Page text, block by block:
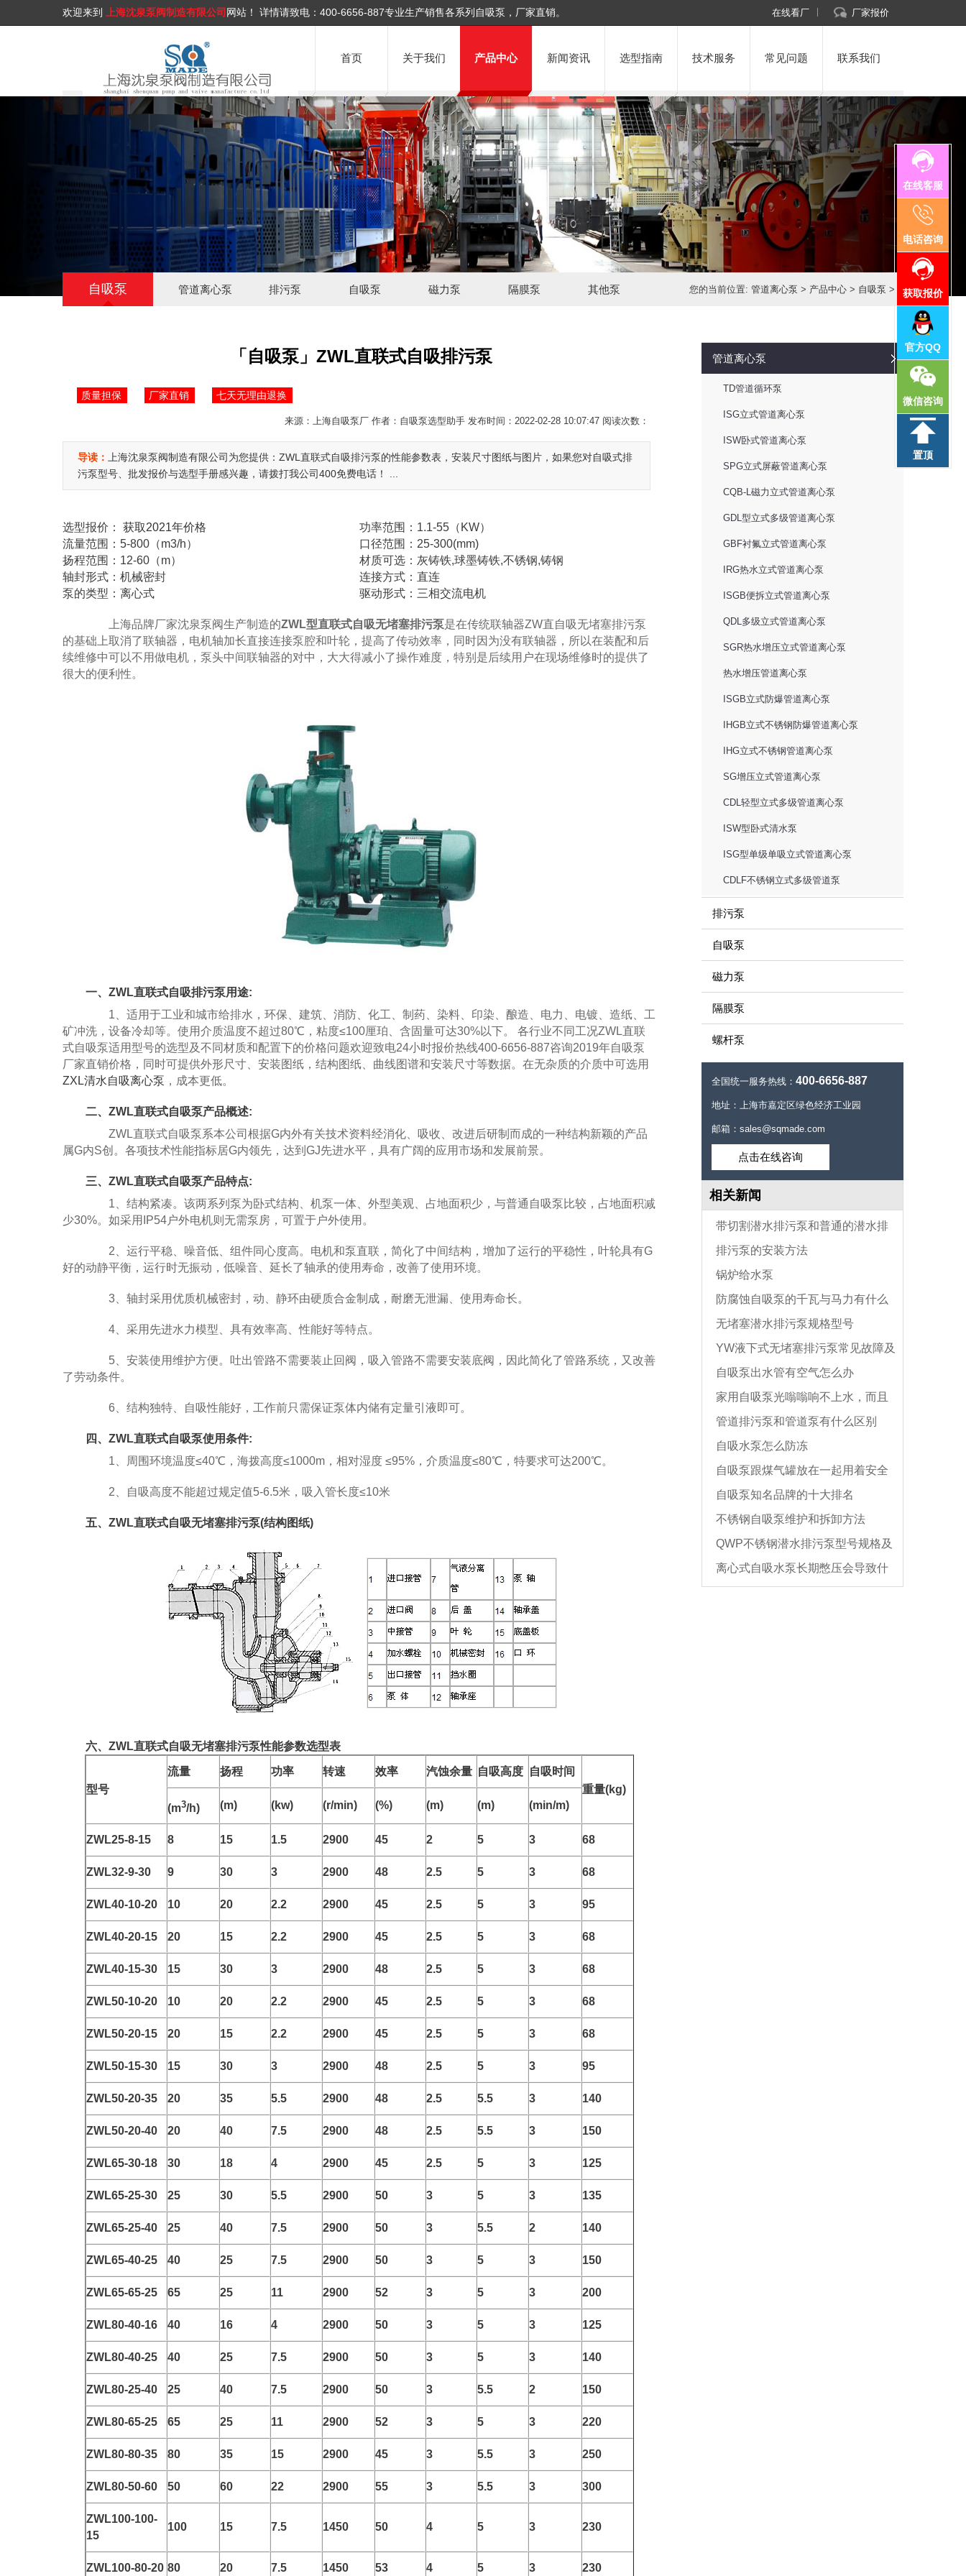
欢迎来到 上海沈泉泵阀制造有限公司 网站！ 详情请致电： 400-6656-887专业生产销售各系列自吸泵，厂家直销。 在线看厂 厂家报价
首页 关于我们 产品中心 新闻资讯 选型指南 技术服务 常见问题 联系我们
在线客服
电话咨询
获取报价
官方QQ
微信咨询
置顶
自吸泵 管道离心泵 排污泵 自吸泵 磁力泵 隔膜泵 其他泵 您的当前位置:管道离心泵 > 产品中心 > 自吸泵 >
「自吸泵」ZWL直联式自吸排污泵
质量担保 厂家直销 七天无理由退换
来源：上海自吸泵厂 作者：自吸泵选型助手 发布时间：2022-02-28 10:07:47 阅读次数：
导读： 上海沈泉泵阀制造有限公司为您提供：ZWL直联式自吸排污泵的性能参数表，安装尺寸图纸与图片，如果您对自吸式排
污泵型号、批发报价与选型手册感兴趣，请拨打我公司400免费电话！ ...
选型报价：
获取2021年价格
流量范围：5-800（m3/h）
扬程范围：12-60（m）
轴封形式：机械密封
泵的类型：离心式
功率范围：1.1-55（KW）
口径范围：25-300(mm)
材质可选：灰铸铁,球墨铸铁,不锈钢,铸钢
连接方式：直连
驱动形式：三相交流电机
上海品牌厂家沈泉泵阀生产制造的ZWL型直联式自吸无堵塞排污泵是在传统联轴器ZW直自吸无堵塞排污泵
的基础上取消了联轴器，电机轴加长直接连接泵腔和叶轮，提高了传动效率，同时因为没有联轴器，所以在装配和后
续维修中可以不用做电机，泵头中间联轴器的对中，大大得减小了操作难度，特别是后续用户在现场维修时的提供了
很大的便利性。
一、ZWL直联式自吸排污泵用途:
1、适用于工业和城市给排水，环保、建筑、消防、化工、制药、染料、印染、酿造、电力、电镀、造纸、工
矿冲洗，设备冷却等。使用介质温度不超过80℃，粘度≤100厘珀、含固量可达30%以下。 各行业不同工况ZWL直联
式自吸泵适用型号的选型及不同材质和配置下的价格问题欢迎致电24小时报价热线400-6656-887咨询2019年自吸泵
厂家直销价格，同时可提供外形尺寸、安装图纸，结构图纸、曲线图谱和安装尺寸等数据。在无杂质的介质中可选用
ZXL清水自吸离心泵 ，成本更低。
二、ZWL直联式自吸泵产品概述:
ZWL直联式自吸泵系本公司根据G内外有关技术资料经消化、吸收、改进后研制而成的一种结构新颖的产品
属G内S创。各项技术性能指标居G内领先，达到GJ先进水平，具有广阔的应用市场和发展前景。
三、ZWL直联式自吸泵产品特点:
1、结构紧凑。该两系列泵为卧式结构、机泵一体、外型美观、占地面积少，与普通自吸泵比较，占地面积减
少30%。如采用IP54户外电机则无需泵房，可置于户外使用。
2、运行平稳、噪音低、组件同心度高。电机和泵直联，简化了中间结构，增加了运行的平稳性，叶轮具有G
好的动静平衡，运行时无振动，低噪音、延长了轴承的使用寿命，改善了使用环境。
3、轴封采用优质机械密封，动、静环由硬质合金制成，耐磨无泄漏、使用寿命长。
4、采用先进水力模型、具有效率高、性能好等特点。
5、安装使用维护方便。吐出管路不需要装止回阀，吸入管路不需要安装底阀，因此简化了管路系统，又改善
了劳动条件。
6、结构独特、自吸性能好，工作前只需保证泵体内储有定量引液即可。
四、ZWL直联式自吸泵使用条件:
1、周围环境温度≤40℃，海拨高度≤1000m，相对湿度 ≤95%，介质温度≤80℃，特要求可达200℃。
2、自吸高度不能超过规定值5-6.5米，吸入管长度≤10米
五、ZWL直联式自吸无堵塞排污泵(结构图纸)
六、ZWL直联式自吸无堵塞排污泵性能参数选型表
型号
流量 扬程 功率 转速 效率 汽蚀余量 自吸高度 自吸时间
重量(kg)
(m3/h) (m) (kw) (r/min) (%) (m) (m) (min/m)
ZWL25-8-15 8 15 1.5 2900 45 2 5 3 68
ZWL32-9-30 9 30 3 2900 48 2.5 5 3 68
ZWL40-10-20 10 20 2.2 2900 45 2.5 5 3 95
ZWL40-20-15 20 15 2.2 2900 45 2.5 5 3 68
ZWL40-15-30 15 30 3 2900 48 2.5 5 3 68
ZWL50-10-20 10 20 2.2 2900 45 2.5 5 3 68
ZWL50-20-15 20 15 2.2 2900 45 2.5 5 3 68
ZWL50-15-30 15 30 3 2900 48 2.5 5 3 95
ZWL50-20-35 20 35 5.5 2900 48 2.5 5.5 3 140
ZWL50-20-40 20 40 7.5 2900 48 2.5 5.5 3 150
ZWL65-30-18 30 18 4 2900 45 2.5 5 3 125
ZWL65-25-30 25 30 5.5 2900 50 3 5 3 135
ZWL65-25-40 25 40 7.5 2900 50 3 5.5 2 140
ZWL65-40-25 40 25 7.5 2900 50 3 5 3 150
ZWL65-65-25 65 25 11 2900 52 3 5 3 200
ZWL80-40-16 40 16 4 2900 50 3 5 3 125
ZWL80-40-25 40 25 7.5 2900 50 3 5 3 140
ZWL80-25-40 25 40 7.5 2900 50 3 5.5 2 150
ZWL80-65-25 65 25 11 2900 52 3 5 3 220
ZWL80-80-35 80 35 15 2900 45 3 5.5 3 250
ZWL80-50-60 50 60 22 2900 55 3 5.5 3 300
ZWL100-100-
15
100 15 7.5 1450 50 4 5 3 230
ZWL100-80-20 80 20 7.5 1450 53 4 5 3 230
管道离心泵
TD管道循环泵
ISG立式管道离心泵
ISW卧式管道离心泵
SPG立式屏蔽管道离心泵
CQB-L磁力立式管道离心泵
GDL型立式多级管道离心泵
GBF衬氟立式管道离心泵
IRG热水立式管道离心泵
ISGB便拆立式管道离心泵
QDL多级立式管道离心泵
SGR热水增压立式管道离心泵
热水增压管道离心泵
ISGB立式防爆管道离心泵
IHGB立式不锈钢防爆管道离心泵
IHG立式不锈钢管道离心泵
SG增压立式管道离心泵
CDL轻型立式多级管道离心泵
ISW型卧式清水泵
ISG型单级单吸立式管道离心泵
CDLF不锈钢立式多级管道泵
排污泵
自吸泵
磁力泵
隔膜泵
螺杆泵
全国统一服务热线：400-6656-887
地址：上海市嘉定区绿色经济工业园
邮箱：sales@sqmade.com
点击在线咨询
相关新闻
带切割潜水排污泵和普通的潜水排
污泵有什么区别?
排污泵的安装方法
锅炉给水泵
防腐蚀自吸泵的千瓦与马力有什么
区别?
无堵塞潜水排污泵规格型号
YW液下式无堵塞排污泵常见故障及
排除方法「已解决」
自吸泵出水管有空气怎么办
家用自吸泵光嗡嗡响不上水，而且
发热，是什么原因?
管道排污泵和管道泵有什么区别
自吸水泵怎么防冻
自吸泵跟煤气罐放在一起用着安全
自吸泵知名品牌的十大排名
不锈钢自吸泵维护和拆卸方法
QWP不锈钢潜水排污泵型号规格及
参数离心式自吸水泵长期憋压会导致什